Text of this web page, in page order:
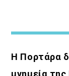
Η Πορτάρα
μνημεία